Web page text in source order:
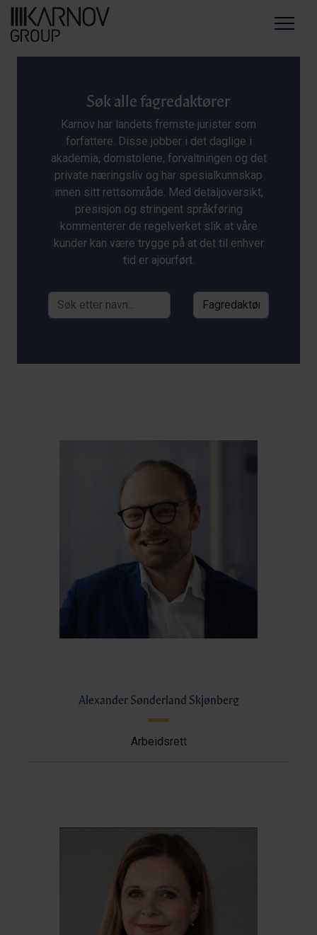
Menu
Søk alle fagredaktører
Karnov har landets fremste jurister som
forfattere. Disse jobber i det daglige i
akademia, domstolene, forvaltningen og det
private næringsliv og har spesialkunnskap
innen sitt rettsområde. Med detaljoversikt,
presisjon og stringent språkføring
kommenterer de regelverket slik at våre
kunder kan være trygge på at det til enhver
tid er ajourført.
Alexander Sønderland Skjønberg
Arbeidsrett